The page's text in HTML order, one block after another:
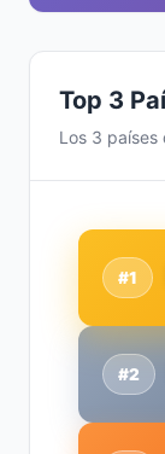
Top 3
Los 3 países
#2
#1